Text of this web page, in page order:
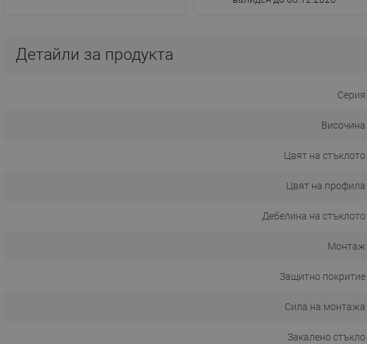
Детайли за продукта
Серия
Височина
Цвят на стъклото
Цвят на профила
Дебелина на стъклото
Монтаж
Защитно покритие
Сила на монтажа
Закалено стъкло